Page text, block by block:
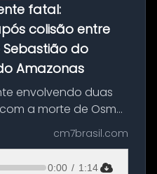
fatal:
colisão entre
do
Amazonas
envolvendo duas
a morte de Osmar
anos, no município
no interior do
n...
cm7brasil.com
0:00 / 1:14